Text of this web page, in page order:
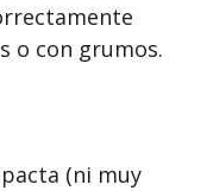
o con grumos.
(ni muy